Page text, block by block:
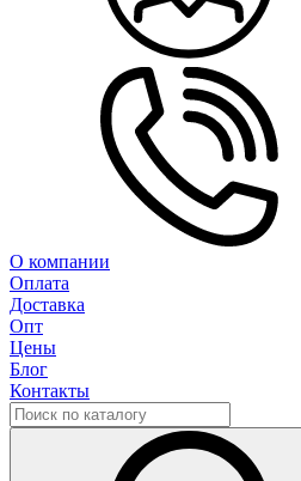
О компании
Оплата
Доставка
Опт
Цены
Блог
Контакты